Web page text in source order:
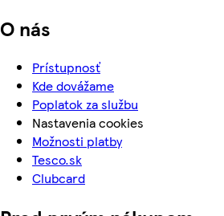
O nás
Prístupnosť
Kde dovážame
Poplatok za službu
Nastavenia cookies
Možnosti platby
Tesco.sk
Clubcard